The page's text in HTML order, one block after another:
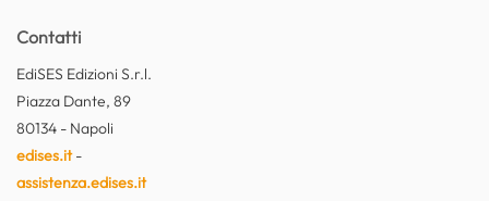
Contatti
EdiSES Edizioni S.r.l.
Piazza Dante, 89
80134 - Napoli
edises.it-
assistenza.edises.it